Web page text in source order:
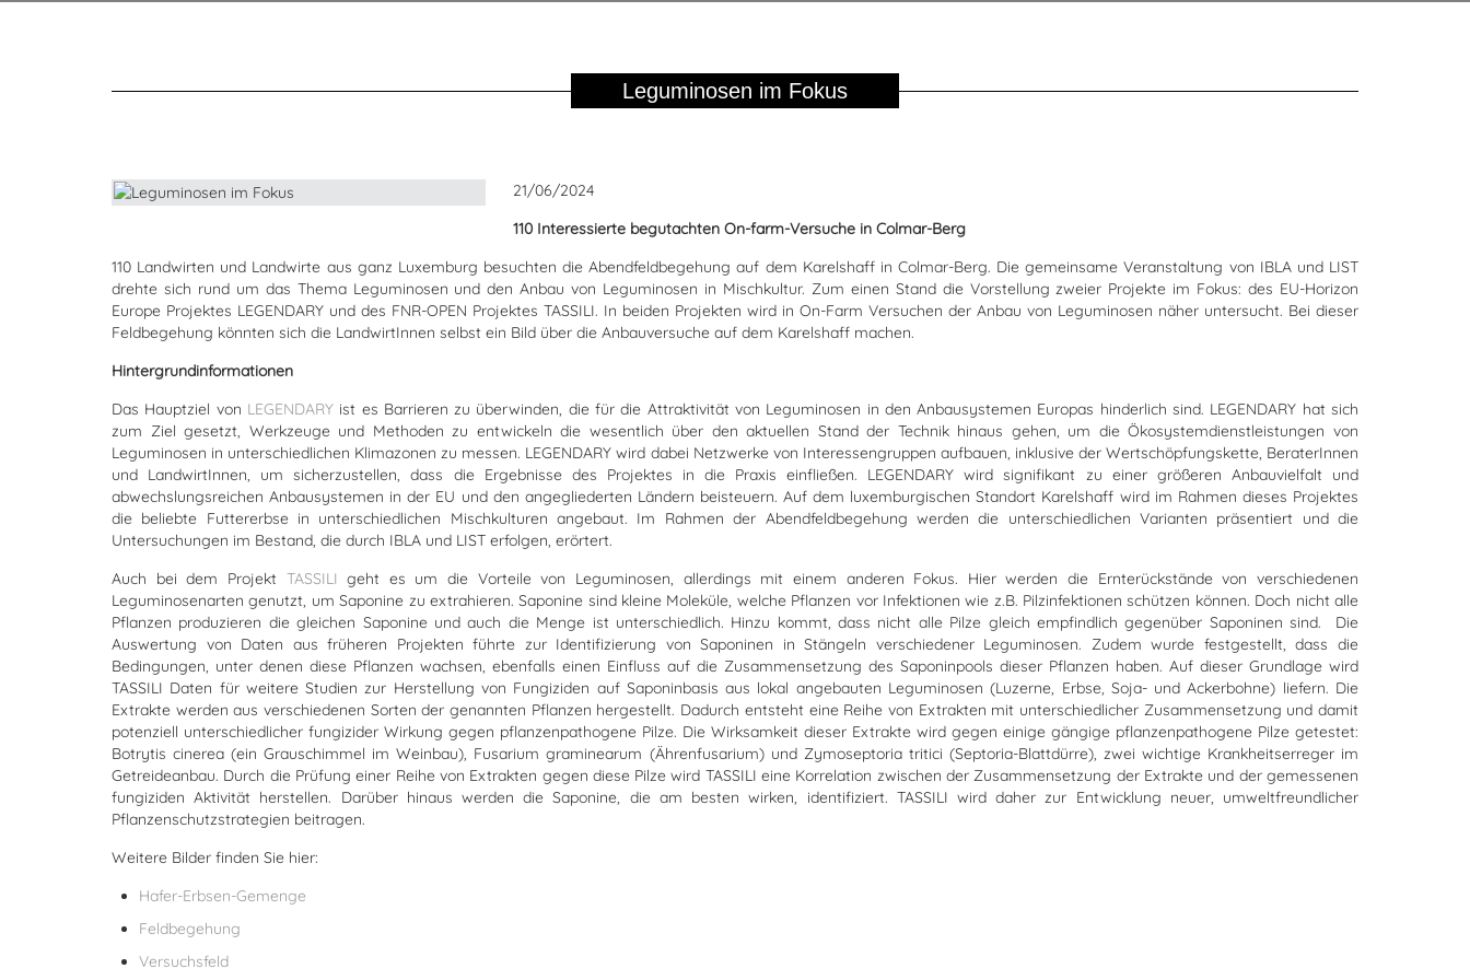
Leguminosen im Fokus
21/06/2024
110 Interessierte begutachten On-farm-Versuche in Colmar-Berg
110 Landwirten und Landwirte aus ganz Luxemburg besuchten die Abendfeldbegehung auf dem Karelshaff in Colmar-Berg. Die gemeinsame Veranstaltung von IBLA und LIST
drehte sich rund um das Thema Leguminosen und den Anbau von Leguminosen in Mischkultur. Zum einen Stand die Vorstellung zweier Projekte im Fokus: des EU-Horizon
Europe Projektes LEGENDARY und des FNR-OPEN Projektes TASSILI. In beiden Projekten wird in On-Farm Versuchen der Anbau von Leguminosen näher untersucht. Bei dieser
Feldbegehung könnten sich die LandwirtInnen selbst ein Bild über die Anbauversuche auf dem Karelshaff machen.
Hintergrundinformationen
Das Hauptziel von LEGENDARYist es Barrieren zu überwinden, die für die Attraktivität von Leguminosen in den Anbausystemen Europas hinderlich sind. LEGENDARY hat sich
zum Ziel gesetzt, Werkzeuge und Methoden zu entwickeln die wesentlich über den aktuellen Stand der Technik hinaus gehen, um die Ökosystemdienstleistungen von
Leguminosen in unterschiedlichen Klimazonen zu messen. LEGENDARY wird dabei Netzwerke von Interessengruppen aufbauen, inklusive der Wertschöpfungskette, BeraterInnen
und LandwirtInnen, um sicherzustellen, dass die Ergebnisse des Projektes in die Praxis einfließen. LEGENDARY wird signifikant zu einer größeren Anbauvielfalt und
abwechslungsreichen Anbausystemen in der EU und den angegliederten Ländern beisteuern. Auf dem luxemburgischen Standort Karelshaff wird im Rahmen dieses Projektes
die beliebte Futtererbse in unterschiedlichen Mischkulturen angebaut. Im Rahmen der Abendfeldbegehung werden die unterschiedlichen Varianten präsentiert und die
Untersuchungen im Bestand, die durch IBLA und LIST erfolgen, erörtert.
Auch bei dem Projekt TASSILI geht es um die Vorteile von Leguminosen, allerdings mit einem anderen Fokus. Hier werden die Ernterückstände von verschiedenen
Leguminosenarten genutzt, um Saponine zu extrahieren. Saponine sind kleine Moleküle, welche Pflanzen vor Infektionen wie z.B. Pilzinfektionen schützen können. Doch nicht alle
Pflanzen produzieren die gleichen Saponine und auch die Menge ist unterschiedlich. Hinzu kommt, dass nicht alle Pilze gleich empfindlich gegenüber Saponinen sind. Die
Auswertung von Daten aus früheren Projekten führte zur Identifizierung von Saponinen in Stängeln verschiedener Leguminosen. Zudem wurde festgestellt, dass die
Bedingungen, unter denen diese Pflanzen wachsen, ebenfalls einen Einfluss auf die Zusammensetzung des Saponinpools dieser Pflanzen haben. Auf dieser Grundlage wird
TASSILI Daten für weitere Studien zur Herstellung von Fungiziden auf Saponinbasis aus lokal angebauten Leguminosen (Luzerne, Erbse, Soja- und Ackerbohne) liefern. Die
Extrakte werden aus verschiedenen Sorten der genannten Pflanzen hergestellt. Dadurch entsteht eine Reihe von Extrakten mit unterschiedlicher Zusammensetzung und damit
potenziell unterschiedlicher fungizider Wirkung gegen pflanzenpathogene Pilze. Die Wirksamkeit dieser Extrakte wird gegen einige gängige pflanzenpathogene Pilze getestet:
Botrytis cinerea (ein Grauschimmel im Weinbau), Fusarium graminearum (Ährenfusarium) und Zymoseptoria tritici (Septoria-Blattdürre), zwei wichtige Krankheitserreger im
Getreideanbau. Durch die Prüfung einer Reihe von Extrakten gegen diese Pilze wird TASSILI eine Korrelation zwischen der Zusammensetzung der Extrakte und der gemessenen
fungiziden Aktivität herstellen. Darüber hinaus werden die Saponine, die am besten wirken, identifiziert. TASSILI wird daher zur Entwicklung neuer, umweltfreundlicher
Pflanzenschutzstrategien beitragen.
Weitere Bilder finden Sie hier:
Hafer-Erbsen-Gemenge
Feldbegehung
Versuchsfeld